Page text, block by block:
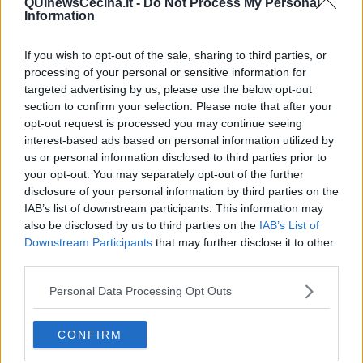
Information
If you wish to opt-out of the sale, sharing to third parties, or
processing of your personal or sensitive information for
targeted advertising by us, please use the below opt-out
section to confirm your selection. Please note that after your
opt-out request is processed you may continue seeing
interest-based ads based on personal information utilized by
us or personal information disclosed to third parties prior to
your opt-out. You may separately opt-out of the further
disclosure of your personal information by third parties on the
IAB’s list of downstream participants. This information may
also be disclosed by us to third parties on the IAB’s List of
Downstream Participants that may further disclose it to other
Personal Data Processing Opt Outs
CONFIRM
Il bene è attualmente locato con diritto di prelazione.
Il valore a base d’asta è di Euro33.150,00.
Lotto N:terreni via Acquafiora, Bonascola
Trattasi di n. 3 terreni incolti, ubicati nel Comune di Carrara,
località Bonascola, Via Acquafiora.Il tutto distinto al Catasta
Terreni del Comune di Carrara al fg. 77 Mapp. 880, 881, 882, per
una superficie complessiva di mq. 2.479. Il mappale 881
corrisponde con il tratto di strada comunale via Acquafiora.
Il valore a base d’asta è di euro35.700,00
E’ fatto salvo il diritto di prelazione, ai sensi della legge 14 agosto
1971 n. 817, da parte dei soggetti che sono titolari del diritto
medesimo. Per titolarità del diritto di prelazione occorrono: la
fondo oggetto di compravendita e la mancanza su quest’ultimo di
altri vincoli. Ad aggiudicazione provvisoria avvenuta, il terreno verrà
proposto ad eventuali prelazionari con le modalità descritte nel
successivo articolo 10